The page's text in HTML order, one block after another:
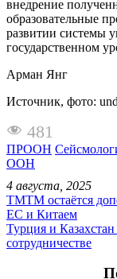
внедрение
образовательные
развитии системы
государственном
Арман Янг
Источник, фото:
481
ПРООН
ООН
4 августа, 2025
ТМТМ остаётся
ЕС и Китаем
Турция и
сотрудничестве